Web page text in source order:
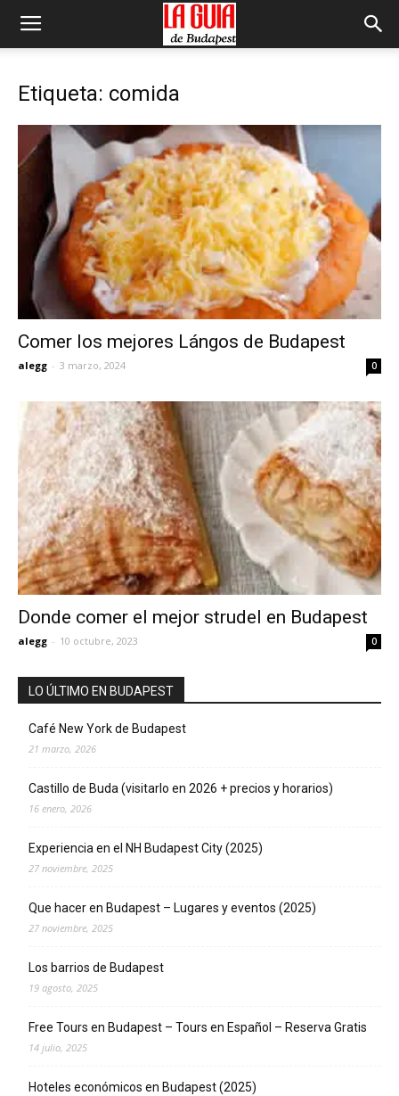
Etiqueta: comida
Comer los mejores Lángos de Budapest
alegg - 3 marzo, 2024 0
Donde comer el mejor strudel en Budapest
alegg - 10 octubre, 2023 0
LO ÚLTIMO EN BUDAPEST
Café New York de Budapest
21 marzo, 2026
Castillo de Buda (visitarlo en 2026 + precios y horarios)
16 enero, 2026
Experiencia en el NH Budapest City (2025)
27 noviembre, 2025
Que hacer en Budapest – Lugares y eventos (2025)
27 noviembre, 2025
Los barrios de Budapest
19 agosto, 2025
Free Tours en Budapest – Tours en Español – Reserva Gratis
14 julio, 2025
Hoteles económicos en Budapest (2025)